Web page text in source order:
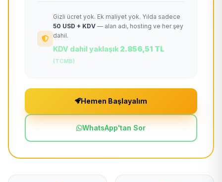
Gizli ücret yok. Ek maliyet yok. Yılda sadece
50 USD + KDV — alan adı, hosting ve her şey
dahil.
KDV dahil yaklaşık 2.856,51 TL
(TCMB)
Hemen Başlayalım
WhatsApp'tan Sor